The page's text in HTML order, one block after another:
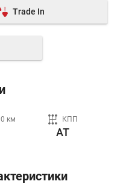
Trade In
км КПП
AT